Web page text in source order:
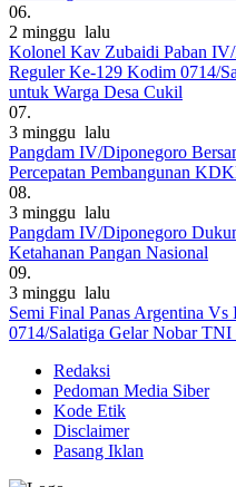
06.
2 minggu lalu
Kolonel Kav Zubaidi Paban
Reguler Ke-129 Kodim 0714/
untuk Warga Desa Cukil
07.
3 minggu lalu
Pangdam IV/Diponegoro
Percepatan Pembangunan
08.
3 minggu lalu
Pangdam IV/Diponegoro
Ketahanan Pangan Nasional
09.
3 minggu lalu
Semi Final Panas Argentina
0714/Salatiga Gelar Nobar TNI
Redaksi
Pedoman Media Siber
Kode Etik
Disclaimer
Pasang Iklan